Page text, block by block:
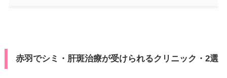
赤羽でシミ・肝斑治療が受けられるクリニック・2選